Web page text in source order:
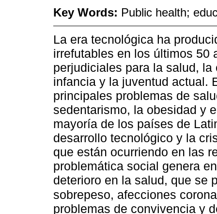
Key Words: Public health;
La era tecnológica ha
irrefutables en los últimos 50
perjudiciales para la salud,
infancia y la juventud actual.
principales problemas de
sedentarismo, la obesidad y
mayoría de los países de
desarrollo tecnológico y la
que están ocurriendo en las
problemática social genera
deterioro en la salud, que se
sobrepeso, afecciones
problemas de convivencia y